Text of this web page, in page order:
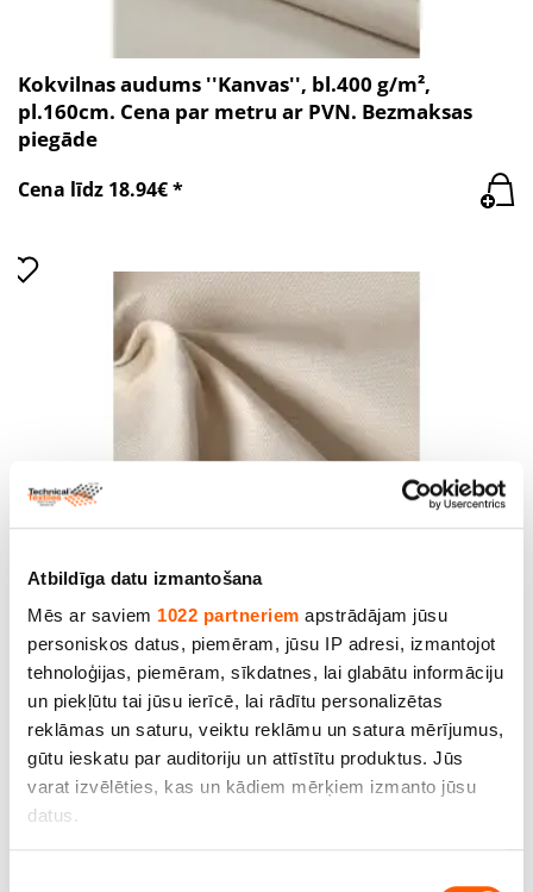
Atbildīga datu izmantošana
Mēs ar saviem 1022 partneriem apstrādājam jūsu
personiskos datus, piemēram, jūsu IP adresi, izmantojot
tehnoloģijas, piemēram, sīkdatnes, lai glabātu informāciju
un piekļūtu tai jūsu ierīcē, lai rādītu personalizētas
reklāmas un saturu, veiktu reklāmu un satura mērījumus,
gūtu ieskatu par auditoriju un attīstītu produktus. Jūs
varat izvēlēties, kas un kādiem mērķiem izmanto jūsu
datus.
Kokvilnas audums ''Kanvas'', bl.400 g/m²,
pl.160cm. Cena par metru ar PVN. Bezmaksas
piegāde
Cena līdz 18.94€ *
Brezenta Audums "Kanvas", pl.170 cm, bl. 400
g/m2,100 % kokvilna. Bezmaksas piegāde
Cena līdz 18.95€ *